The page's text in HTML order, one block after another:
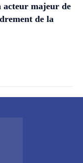
majeur de
de la